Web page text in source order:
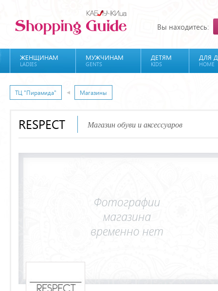
Вы находитесь:
ЖЕНЩИНАМ
LADIES
МУЖЧИНАМ
GENTS
ДЕТЯМ
KIDS
ДЛЯ
HOME
ТЦ "Пирамида" Магазины
RESPECT Магазин обуви и аксессуаров